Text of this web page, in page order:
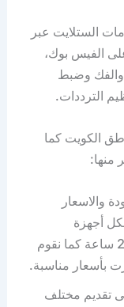
الستلايت عبر
الفيس بوك،
والفك وضبط
الترددات.
الكويت كما
منها:
والاسعار
أجهزة
الرسيفرات ونقدم خدمات على مدار 24 ساعة كما نقوم
بأسعار مناسبة.
تقديم مختلف